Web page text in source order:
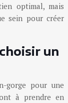
optimal, mais
sein pour créer
un
gorge pour une
à prendre en